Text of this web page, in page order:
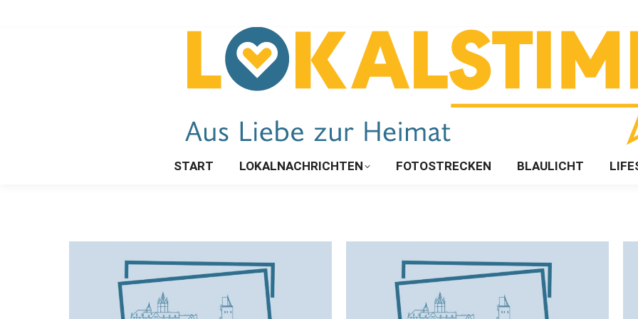
START LOKALNACHRICHTEN FOTOSTRECKEN BLAULICHT